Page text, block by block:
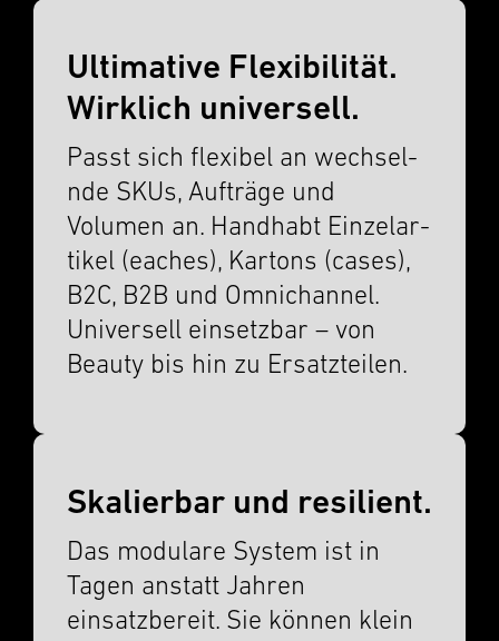
Ultimative Flexibilität.
Wirklich universell.
Passt sich flexi­bel an wechsel­
nde SKUs, Aufträge und
Volumen an. Handhabt Einze­lar­
tikel (eaches), Kartons (cases),
B2C, B2B und Omnichan­nel.
Universell einset­zbar – von
Beauty bis hin zu Ersatzteilen.
Skalierbar und resilient.
Das modulare System ist in
Tagen anstatt Jahren
einsatzbereit. Sie können klein